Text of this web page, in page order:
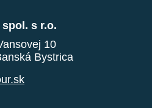
spol. s r.o.
10
Bystrica